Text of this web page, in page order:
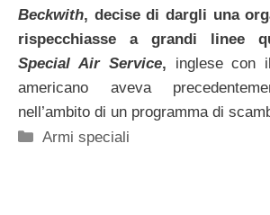
Beckwith, decise di dargli una
rispecchiasse a grandi linee
Special Air Service, inglese con
americano aveva
nell’ambito di un programma di
Categorie
Armi speciali